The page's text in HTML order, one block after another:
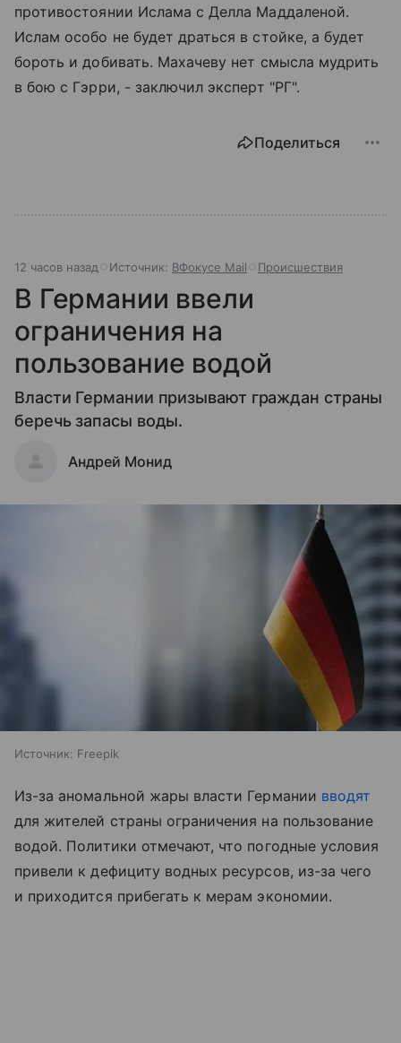
противостоянии Ислама с Делла Маддаленой.
Ислам особо не будет драться в стойке, а будет
бороть и добивать. Махачеву нет смысла мудрить
в бою с Гэрри, - заключил эксперт "РГ".
Поделиться
12 часов назад Источник: ВФокусе Mail Происшествия
В Германии ввели
ограничения на
пользование водой
Власти Германии призывают граждан страны
беречь запасы воды.
Андрей Монид
Источник: Freepik
Из-за аномальной жары власти Германии вводят
для жителей страны ограничения на пользование
водой. Политики отмечают, что погодные условия
привели к дефициту водных ресурсов, из-за чего
и приходится прибегать к мерам экономии.